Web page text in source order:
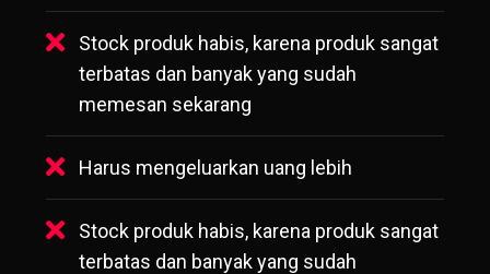
Stock produk habis, karena produk sangat
terbatas dan banyak yang sudah
memesan sekarang
Harus mengeluarkan uang lebih
Stock produk habis, karena produk sangat
terbatas dan banyak yang sudah